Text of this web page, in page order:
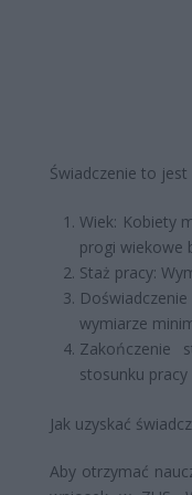
Świadczenie to
Wiek: Kobiety
progi wiekowe
Staż pracy:
wymiarze
Zakończenie
stosunku
Jak uzyskać
Aby otrzymać